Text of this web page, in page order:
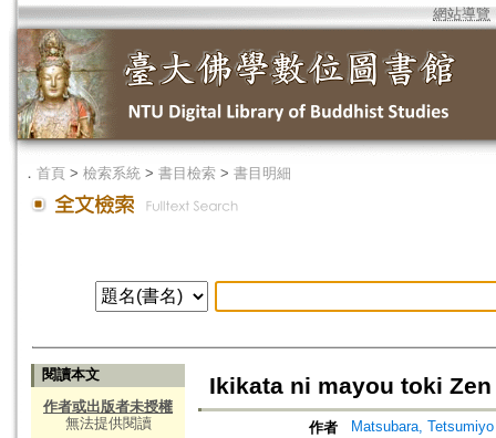
網站導覽
． 首頁 > 檢索系統 > 書目檢索 > 書目明細
閱讀本文
作者或出版者未授權
無法提供閱讀
Ikikata ni mayou toki
作者 Matsubara, Tetsumiyo